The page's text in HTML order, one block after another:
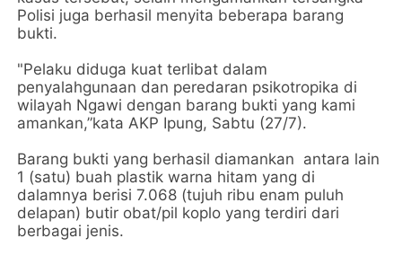
Polisi juga berhasil menyita beberapa barang
bukti.
"Pelaku diduga kuat terlibat dalam
penyalahgunaan dan peredaran psikotropika di
wilayah Ngawi dengan barang bukti yang kami
amankan,”kata AKP Ipung, Sabtu (27/7).
Barang bukti yang berhasil diamankan antara lain
1 (satu) buah plastik warna hitam yang di
dalamnya berisi 7.068 (tujuh ribu enam puluh
delapan) butir obat/pil koplo yang terdiri dari
berbagai jenis.